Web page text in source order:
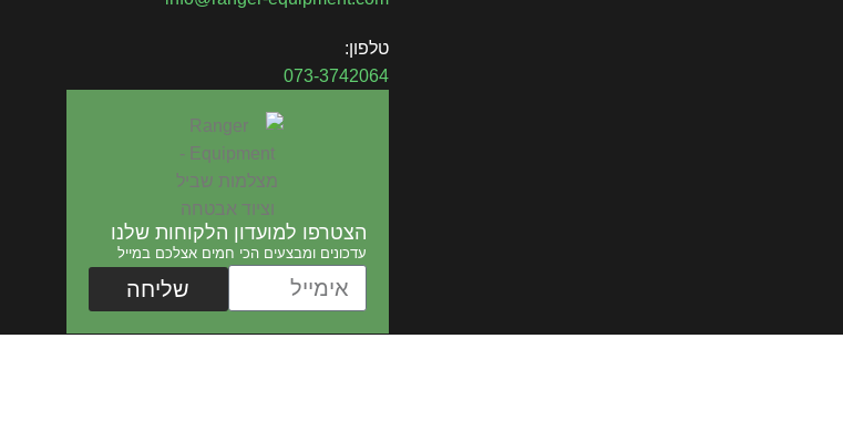
טלפון:
073-3742064
הצטרפו למועדון הלקוחות שלנו
עדכונים ומבצעים הכי חמים אצלכם במייל
שליחה